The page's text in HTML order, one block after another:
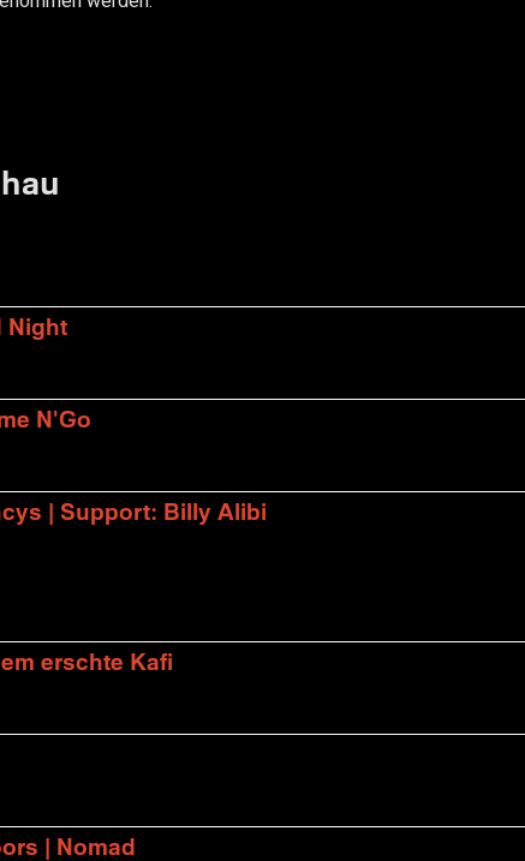
Night
N'Go
| Support: Billy Alibi
erschte Kafi
| Nomad